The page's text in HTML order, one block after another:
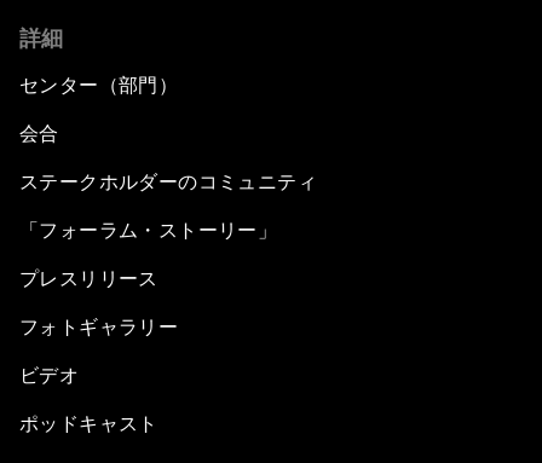
詳細
センター（部門）
会合
ステークホルダーのコミュニティ
「フォーラム・ストーリー」
プレスリリース
フォトギャラリー
ビデオ
ポッドキャスト